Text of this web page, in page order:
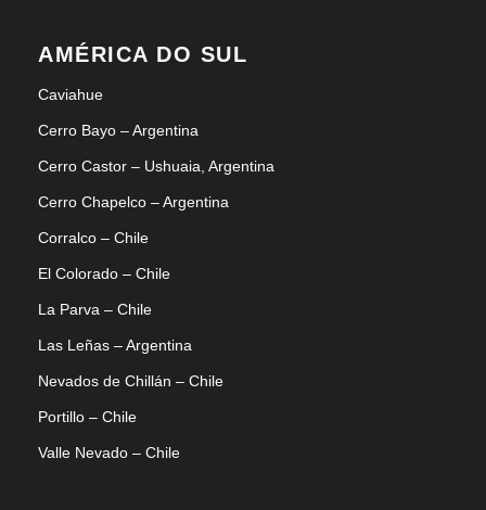
AMÉRICA DO SUL
Caviahue
Cerro Bayo – Argentina
Cerro Castor – Ushuaia, Argentina
Cerro Chapelco – Argentina
Corralco – Chile
El Colorado – Chile
La Parva – Chile
Las Leñas – Argentina
Nevados de Chillán – Chile
Portillo – Chile
Valle Nevado – Chile